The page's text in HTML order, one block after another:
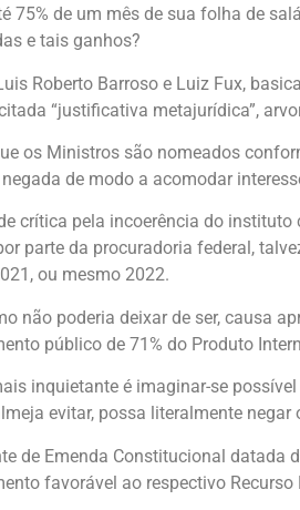
de um mês de sua folha de
e tais ganhos?
Roberto Barroso e Luiz Fux,
“justificativa metajurídica”,
os Ministros são nomeados
de modo a acomodar
crítica pela incoerência do
parte da procuradoria federal,
ou mesmo 2022.
não poderia deixar de ser, causa
público de 71% do Produto
inquietante é imaginar-se
evitar, possa literalmente
de Emenda Constitucional
favorável ao respectivo Recurso